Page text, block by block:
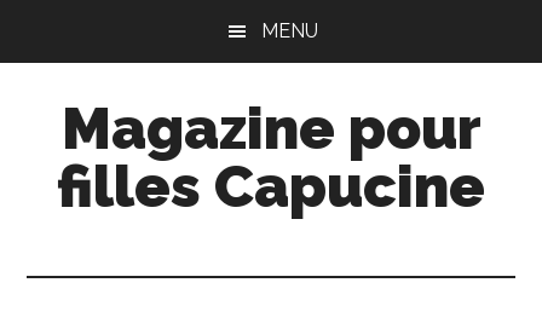
principal
principale
MENU
Magazine pour
filles Capucine